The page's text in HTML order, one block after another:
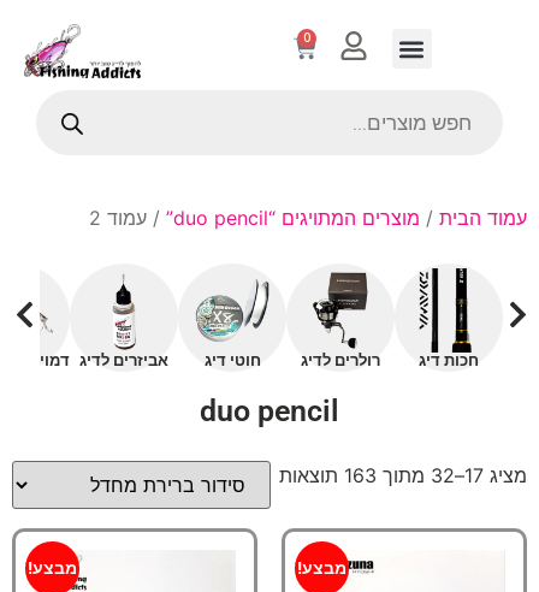
0
עמוד הבית / מוצרים המתויגים “duo pencil” / עמוד 2
חכות דיג רולרים לדיג חוטי דיג אביזרים לדיג דמויים
duo pencil
מציג 17–32 מתוך 163 תוצאות
מבצע! מבצע!